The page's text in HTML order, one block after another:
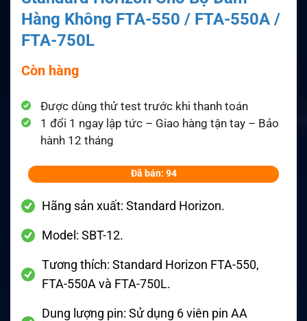
Hàng Không FTA-550 / FTA-550A /
FTA-750L
Còn hàng
Được dùng thử test trước khi thanh toán
1 đổi 1 ngay lập tức – Giao hàng tận tay – Bảo
hành 12 tháng
Đã bán: 94
Hãng sản xuất: Standard Horizon.
Model: SBT-12.
Tương thích: Standard Horizon FTA-550,
FTA-550A và FTA-750L.
Dung lượng pin: Sử dụng 6 viên pin AA